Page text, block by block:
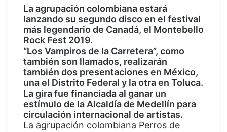
La agrupación colombiana estará
lanzando su segundo disco en el festival
más legendario de Canadá, el Montebello
Rock Fest 2019.
“Los Vampiros de la Carretera”, como
también son llamados, realizarán
también dos presentaciones en México,
una el Distrito Federal y la otra en Toluca.
La gira fue financiada al ganar un
estímulo de la Alcaldía de Medellín para
circulación internacional de artistas.
La agrupación colombiana Perros de